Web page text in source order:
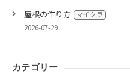
屋根の作り方 マイクラ
2026-07-29
カテゴリー